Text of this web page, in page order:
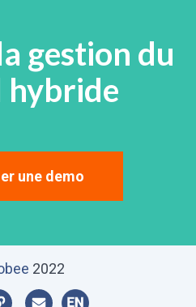
gestion du
une demo
2022